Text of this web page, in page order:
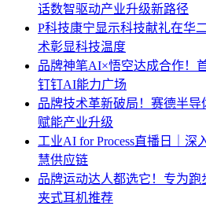
话数智驱动产业升级新路径
P科技康宁显示科技献礼在华
术彰显科技温度
品牌神笔AI×悟空达成合作！
钉钉AI能力广场
品牌技术革新破局！赛德半
赋能产业升级
工业AI for Process直播日｜
慧供应链
品牌运动达人都选它！专为
夹式耳机推荐